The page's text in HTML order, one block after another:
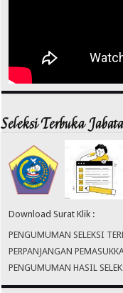
Seleksi Terbuka
Download Surat Klik :
PENGUMUMAN SELEKSI
PERPANJANGAN
PENGUMUMAN HASIL